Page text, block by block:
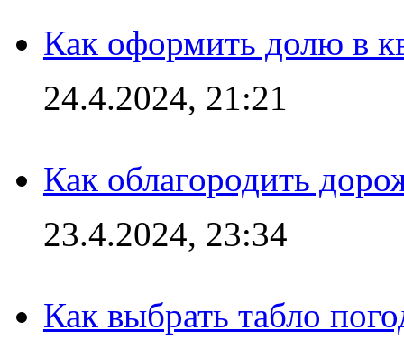
Как оформить долю в
24.4.2024, 21:21
Как облагородить
23.4.2024, 23:34
Как выбрать табло